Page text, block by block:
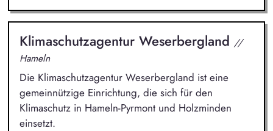
Klimaschutzagentur Weserbergland //
Hameln
Die Klimaschutzagentur Weserbergland ist eine
gemeinnützige Einrichtung, die sich für den
Klimaschutz in Hameln-Pyrmont und Holzminden
einsetzt.